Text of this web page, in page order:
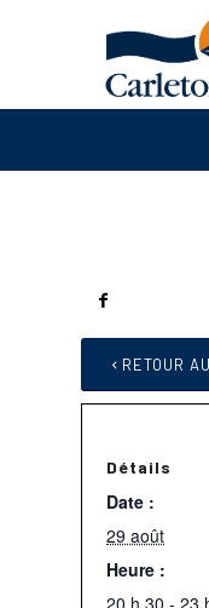
RETOUR
Détails
Date :
29 août
Heure :
20 h 30 - 23